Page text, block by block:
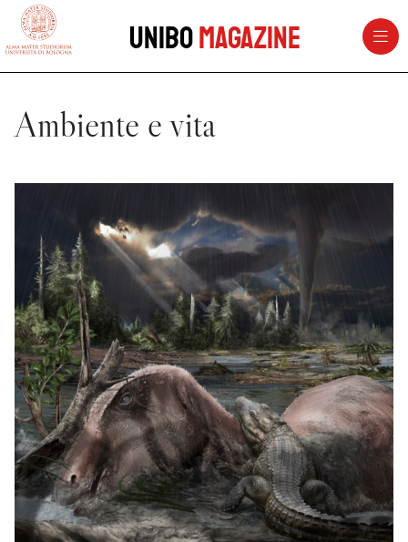
vai al contenuto della pagina
UniboMagazine
Ambiente e vita